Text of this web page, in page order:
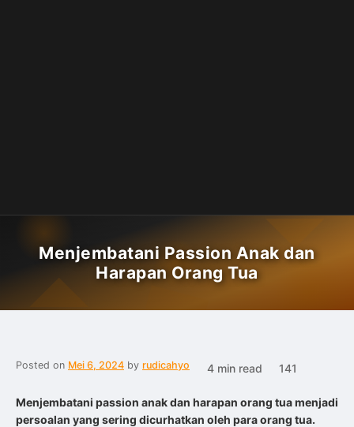
Menjembatani Passion Anak dan
Harapan Orang Tua
Posted on Mei 6, 2024 by rudicahyo 4 min read 141
Menjembatani passion anak dan harapan orang tua menjadi
persoalan yang sering dicurhatkan oleh para orang tua.